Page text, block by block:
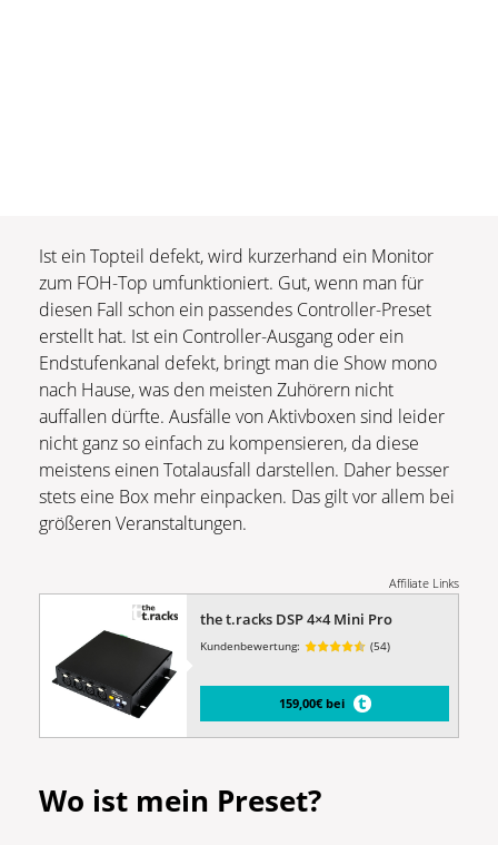
Ist ein Topteil defekt, wird kurzerhand ein Monitor
zum FOH-Top umfunktioniert. Gut, wenn man für
diesen Fall schon ein passendes Controller-Preset
erstellt hat. Ist ein Controller-Ausgang oder ein
Endstufenkanal defekt, bringt man die Show mono
nach Hause, was den meisten Zuhörern nicht
auffallen dürfte. Ausfälle von Aktivboxen sind leider
nicht ganz so einfach zu kompensieren, da diese
meistens einen Totalausfall darstellen. Daher besser
stets eine Box mehr einpacken. Das gilt vor allem bei
größeren Veranstaltungen.
Affiliate Links
the t.racks DSP 4×4 Mini Pro
Kundenbewertung: (54)
159,00€ bei
Wo ist mein Preset?